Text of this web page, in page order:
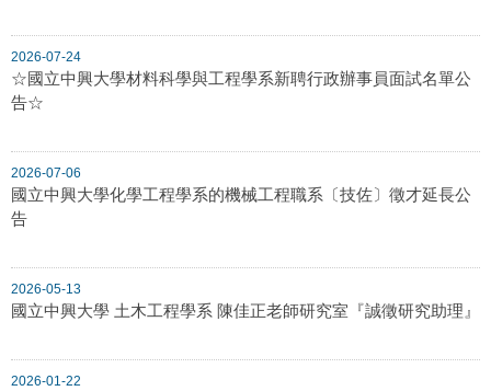
2026-07-24
☆國立中興大學材料科學與工程學系新聘行政辦事員面試名單公
告☆
2026-07-06
國立中興大學化學工程學系的機械工程職系〔技佐〕徵才延長公
告
2026-05-13
國立中興大學 土木工程學系 陳佳正老師研究室『誠徵研究助理』
2026-01-22